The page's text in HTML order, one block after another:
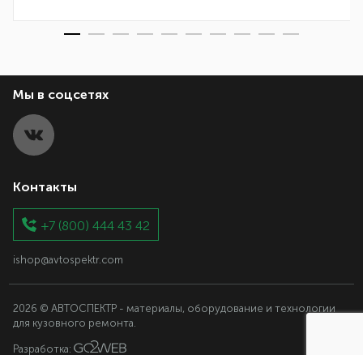
Мы в соцсетях
Контакты
+7 (800) 444 43 42
ishop@avtospektr.com
2026 © АВТОСПЕКТР - материалы, оборудование и технологии
для кузовного ремонта.
Разработка: